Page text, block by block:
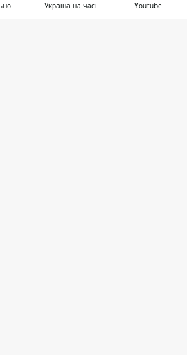
листать новостные
Україна на часі Youtube